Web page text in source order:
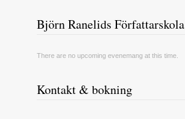
Björn Ranelids Författarskola
There are no upcoming evenemang at this time.
Kontakt & bokning